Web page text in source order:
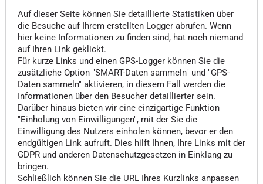
Auf dieser Seite können Sie detaillierte Statistiken über
die Besuche auf Ihrem erstellten Logger abrufen. Wenn
hier keine Informationen zu finden sind, hat noch niemand
auf Ihren Link geklickt.
Für kurze Links und einen GPS-Logger können Sie die
zusätzliche Option "SMART-Daten sammeln" und "GPS-
Daten sammeln" aktivieren, in diesem Fall werden die
Informationen über den Besucher detaillierter sein.
Darüber hinaus bieten wir eine einzigartige Funktion
"Einholung von Einwilligungen", mit der Sie die
Einwilligung des Nutzers einholen können, bevor er den
endgültigen Link aufruft. Dies hilft Ihnen, Ihre Links mit der
GDPR und anderen Datenschutzgesetzen in Einklang zu
bringen.
Schließlich können Sie die URL Ihres Kurzlinks anpassen